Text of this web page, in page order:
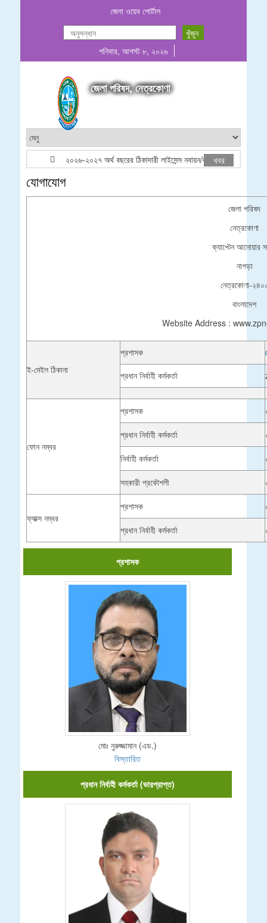
জেলা ওয়েব পোর্টাল
শনিবার, আগস্ট ৮, ২০২৬
জেলা পরিষদ, নেত্রকোণা
২০২৬-২০২৭ অর্থ বছরের ঠিকাদারী লাইসেন্স নবায়ন/তালিকাভূক্তি বিজ্ঞপ্তি
খবর
যোগাযোগ
জেলা পরিষদ
নেত্রকোণা
ক্যাপ্টেন আনোয়ার
নাগড়া
নেত্রকোণা-
বাংলাদেশ
Website Address :
ই-মেইল ঠিকানা
প্রশাসক
প্রধান নির্বাহী কর্মকর্তা
ফোন নম্বর
প্রশাসক
প্রধান নির্বাহী কর্মকর্তা
নির্বাহী কর্মকর্তা
সহকারী প্রকৌশলী
ফ্যাক্স নম্বর
প্রশাসক
প্রধান নির্বাহী কর্মকর্তা
প্রশাসক
মোঃ নুরুজ্জামান (এড.)
বিস্তারিত
প্রধান নির্বাহী কর্মকর্তা (ভারপ্রাপ্ত)